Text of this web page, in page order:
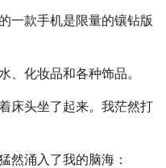
一款手机是限量的镶钻版
、化妆品和各种饰品。
床头坐了起来。我茫然打
然涌入了我的脑海：